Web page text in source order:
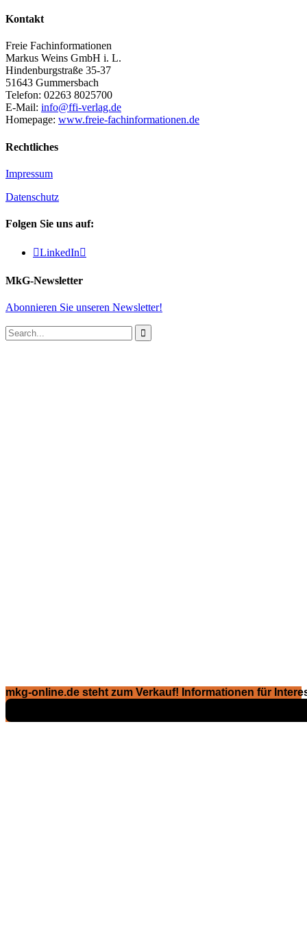
Kontakt
Freie Fachinformationen
Markus Weins GmbH i. L.
Hindenburgstraße 35-37
51643 Gummersbach
Telefon: 02263 8025700
E-Mail: info@ffi-verlag.de
Homepage: www.freie-fachinformationen.de
Rechtliches
Impressum
Datenschutz
Folgen Sie uns auf:
LinkedIn
MkG-Newsletter
Abonnieren Sie unseren Newsletter!

mkg-online.de steht zum Verkauf! Informationen für